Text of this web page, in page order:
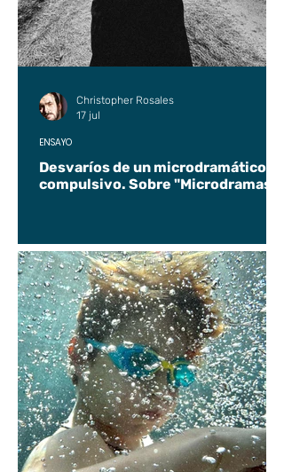
Desvaríos de un microdramático
compulsivo. Sobre "Microdramas".
ENSAYO
Christopher Rosales
17 jul